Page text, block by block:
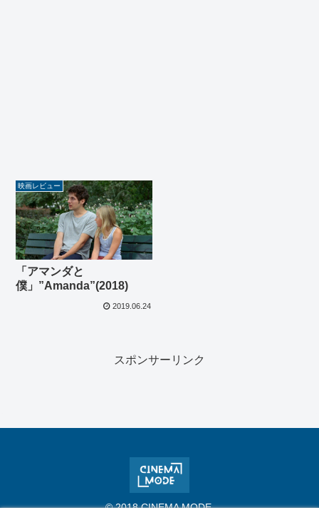
映画レビュー
「アマンダと
僕」”Amanda”(2018)
2019.06.24
スポンサーリンク
© 2018 CINEMA MODE.